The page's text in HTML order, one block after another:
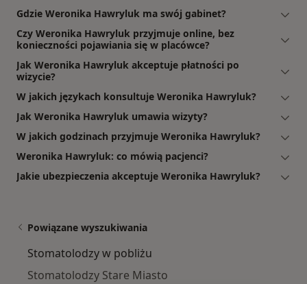
Gdzie Weronika Hawryluk ma swój gabinet?
Czy Weronika Hawryluk przyjmuje online, bez
konieczności pojawiania się w placówce?
Jak Weronika Hawryluk akceptuje płatności po
wizycie?
W jakich językach konsultuje Weronika Hawryluk?
Jak Weronika Hawryluk umawia wizyty?
W jakich godzinach przyjmuje Weronika Hawryluk?
Weronika Hawryluk: co mówią pacjenci?
Jakie ubezpieczenia akceptuje Weronika Hawryluk?
Powiązane wyszukiwania
Stomatolodzy w pobliżu
Stomatolodzy Stare Miasto